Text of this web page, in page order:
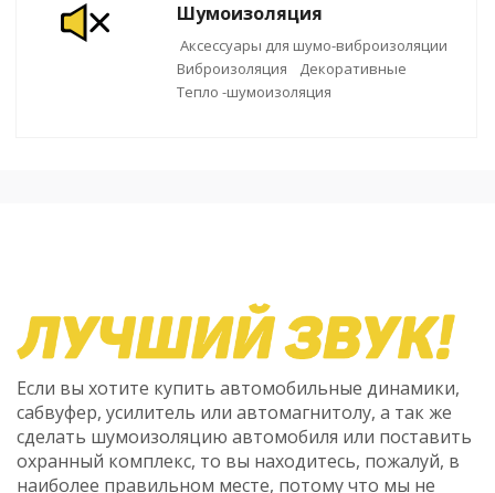
Шумоизоляция
Аксессуары для шумо-виброизоляции
Виброизоляция
Декоративные
Тепло -шумоизоляция
Если вы хотите купить автомобильные динамики,
сабвуфер, усилитель или автомагнитолу, а так же
сделать шумоизоляцию автомобиля или поставить
охранный комплекс, то вы находитесь, пожалуй, в
наиболее правильном месте, потому что мы не